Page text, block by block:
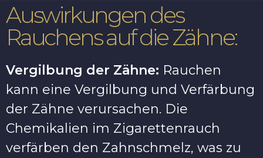
Auswirkungen des
Rauchens auf die Zähne:
Vergilbung der Zähne: Rauchen
kann eine Vergilbung und Verfärbung
der Zähne verursachen. Die
Chemikalien im Zigarettenrauch
verfärben den Zahnschmelz, was zu